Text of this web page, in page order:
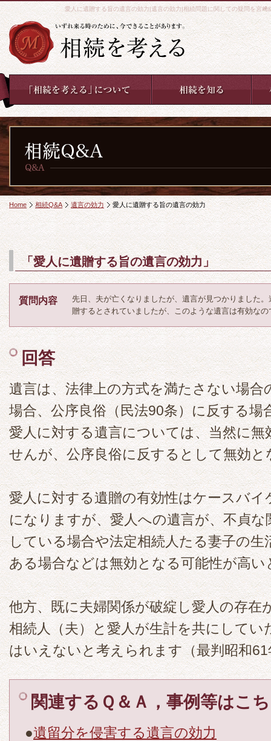
愛人に遺贈する旨の遺言の効力|遺言の効力|相続問題に関しての疑問を宮
Home 相続Q&A 遺言の効力 愛人に遺贈する旨の遺言の効力
「愛人に遺贈する旨の遺言の効力」
質問内容
先日、夫が亡くなりましたが、遺言が見つかりました
贈するとされていましたが、このような遺言は有効なの
回答
遺言は、法律上の方式を満たさない場合
場合、公序良俗（民法90条）に反する場
愛人に対する遺言については、当然に
せんが、公序良俗に反するとして無効
愛人に対する遺贈の有効性はケースバ
になりますが、愛人への遺言が、不貞
している場合や法定相続人たる妻子の
ある場合などは無効となる可能性が高い
他方、既に夫婦関係が破綻し愛人の存在
相続人（夫）と愛人が生計を共にしてい
はいえないと考えられます（最判昭和
関連するＱ＆Ａ，事例等はこ
●遺留分を侵害する遺言の効力